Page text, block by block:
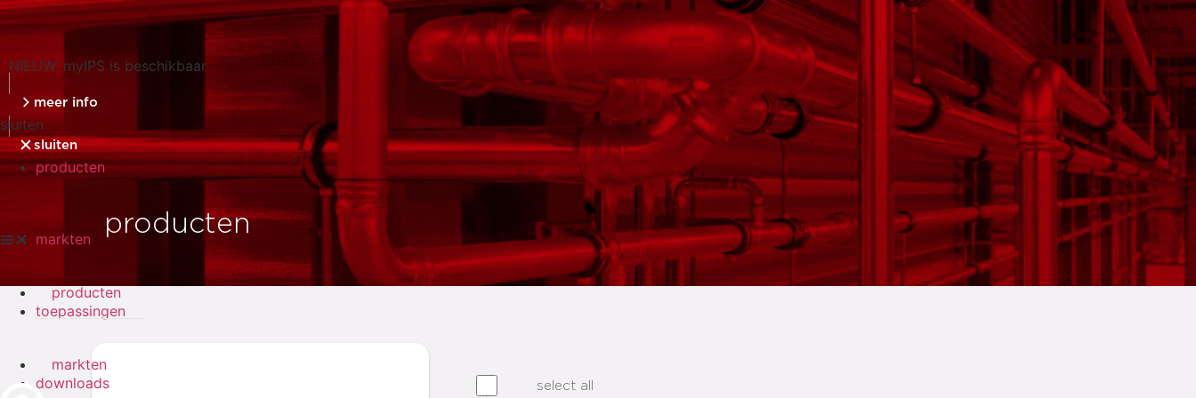
NIEUW: myIPS is beschikbaar
meer info
sluiten
sluiten
producten
markten
toepassingen
downloads
producten
markten
producten
select all